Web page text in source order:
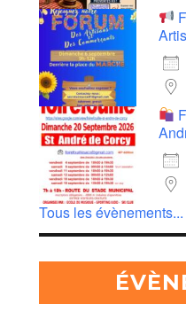
Tous les évènements...